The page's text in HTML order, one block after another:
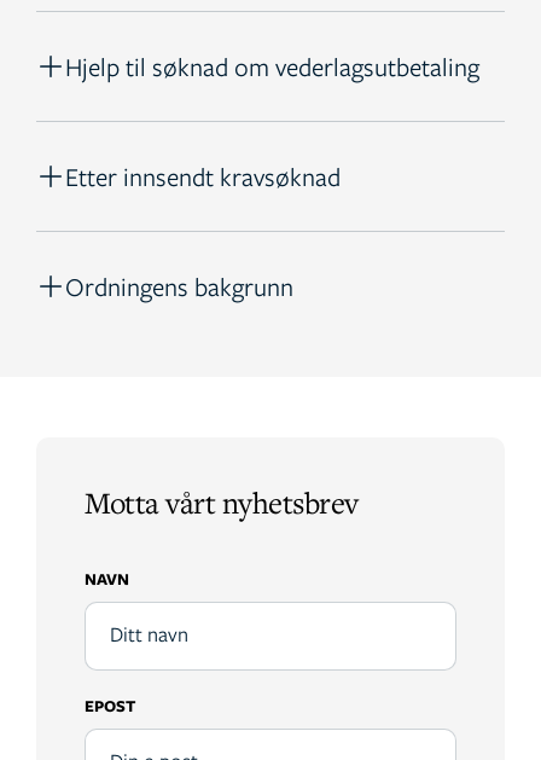
Hjelp til søknad om vederlagsutbetaling
Etter innsendt kravsøknad
Ordningens bakgrunn
Motta vårt nyhetsbrev
NAVN
EPOST